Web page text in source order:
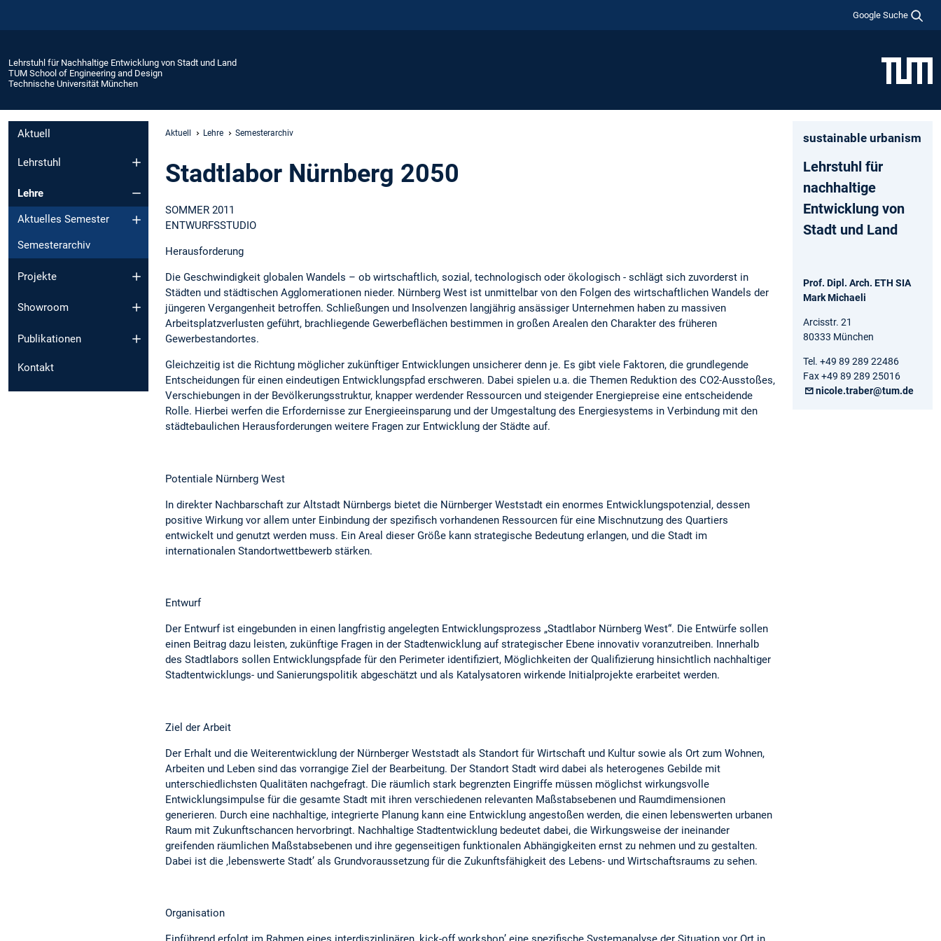
Google Suche
Lehrstuhl für Nachhaltige Entwicklung von Stadt und Land
TUM School of Engineering and Design
Technische Universität München
Aktuell
Lehrstuhl
Lehre
Aktuelles Semester
Semesterarchiv
Projekte
Showroom
Publikationen
Kontakt
Aktuell Lehre Semesterarchiv
Stadtlabor Nürnberg 2050
SOMMER 2011
ENTWURFSSTUDIO
Herausforderung
Die Geschwindigkeit globalen Wandels – ob wirtschaftlich, sozial, technologisch oder ökologisch - schlägt sich zuvorderst in
Städten und städtischen Agglomerationen nieder. Nürnberg West ist unmittelbar von den Folgen des wirtschaftlichen Wandels der
jüngeren Vergangenheit betroffen. Schließungen und Insolvenzen langjährig ansässiger Unternehmen haben zu massiven
Arbeitsplatzverlusten geführt, brachliegende Gewerbeflächen bestimmen in großen Arealen den Charakter des früheren
Gewerbestandortes.
Gleichzeitig ist die Richtung möglicher zukünftiger Entwicklungen unsicherer denn je. Es gibt viele Faktoren, die grundlegende
Entscheidungen für einen eindeutigen Entwicklungspfad erschweren. Dabei spielen u.a. die Themen Reduktion des CO2-Ausstoßes,
Verschiebungen in der Bevölkerungsstruktur, knapper werdender Ressourcen und steigender Energiepreise eine entscheidende
Rolle. Hierbei werfen die Erfordernisse zur Energieeinsparung und der Umgestaltung des Energiesystems in Verbindung mit den
städtebaulichen Herausforderungen weitere Fragen zur Entwicklung der Städte auf.
Potentiale Nürnberg West
In direkter Nachbarschaft zur Altstadt Nürnbergs bietet die Nürnberger Weststadt ein enormes Entwicklungspotenzial, dessen
positive Wirkung vor allem unter Einbindung der spezifisch vorhandenen Ressourcen für eine Mischnutzung des Quartiers
entwickelt und genutzt werden muss. Ein Areal dieser Größe kann strategische Bedeutung erlangen, und die Stadt im
internationalen Standortwettbewerb stärken.
Entwurf
Der Entwurf ist eingebunden in einen langfristig angelegten Entwicklungsprozess „Stadtlabor Nürnberg West“. Die Entwürfe sollen
einen Beitrag dazu leisten, zukünftige Fragen in der Stadtenwicklung auf strategischer Ebene innovativ voranzutreiben. Innerhalb
des Stadtlabors sollen Entwicklungspfade für den Perimeter identifiziert, Möglichkeiten der Qualifizierung hinsichtlich nachhaltiger
Stadtentwicklungs- und Sanierungspolitik abgeschätzt und als Katalysatoren wirkende Initialprojekte erarbeitet werden.
Ziel der Arbeit
Der Erhalt und die Weiterentwicklung der Nürnberger Weststadt als Standort für Wirtschaft und Kultur sowie als Ort zum Wohnen,
Arbeiten und Leben sind das vorrangige Ziel der Bearbeitung. Der Standort Stadt wird dabei als heterogenes Gebilde mit
unterschiedlichsten Qualitäten nachgefragt. Die räumlich stark begrenzten Eingriffe müssen möglichst wirkungsvolle
Entwicklungsimpulse für die gesamte Stadt mit ihren verschiedenen relevanten Maßstabsebenen und Raumdimensionen
generieren. Durch eine nachhaltige, integrierte Planung kann eine Entwicklung angestoßen werden, die einen lebenswerten urbanen
Raum mit Zukunftschancen hervorbringt. Nachhaltige Stadtentwicklung bedeutet dabei, die Wirkungsweise der ineinander
greifenden räumlichen Maßstabsebenen und ihre gegenseitigen funktionalen Abhängigkeiten ernst zu nehmen und zu gestalten.
Dabei ist die ‚lebenswerte Stadt’ als Grundvoraussetzung für die Zukunftsfähigkeit des Lebens- und Wirtschaftsraums zu sehen.
Organisation
sustainable urbanism
Lehrstuhl für
nachhaltige
Entwicklung von
Stadt und Land
Prof. Dipl. Arch. ETH SIA
Mark Michaeli
Arcisstr. 21
80333 München
Tel. +49 89 289 22486
Fax +49 89 289 25016
nicole.traber@tum.de